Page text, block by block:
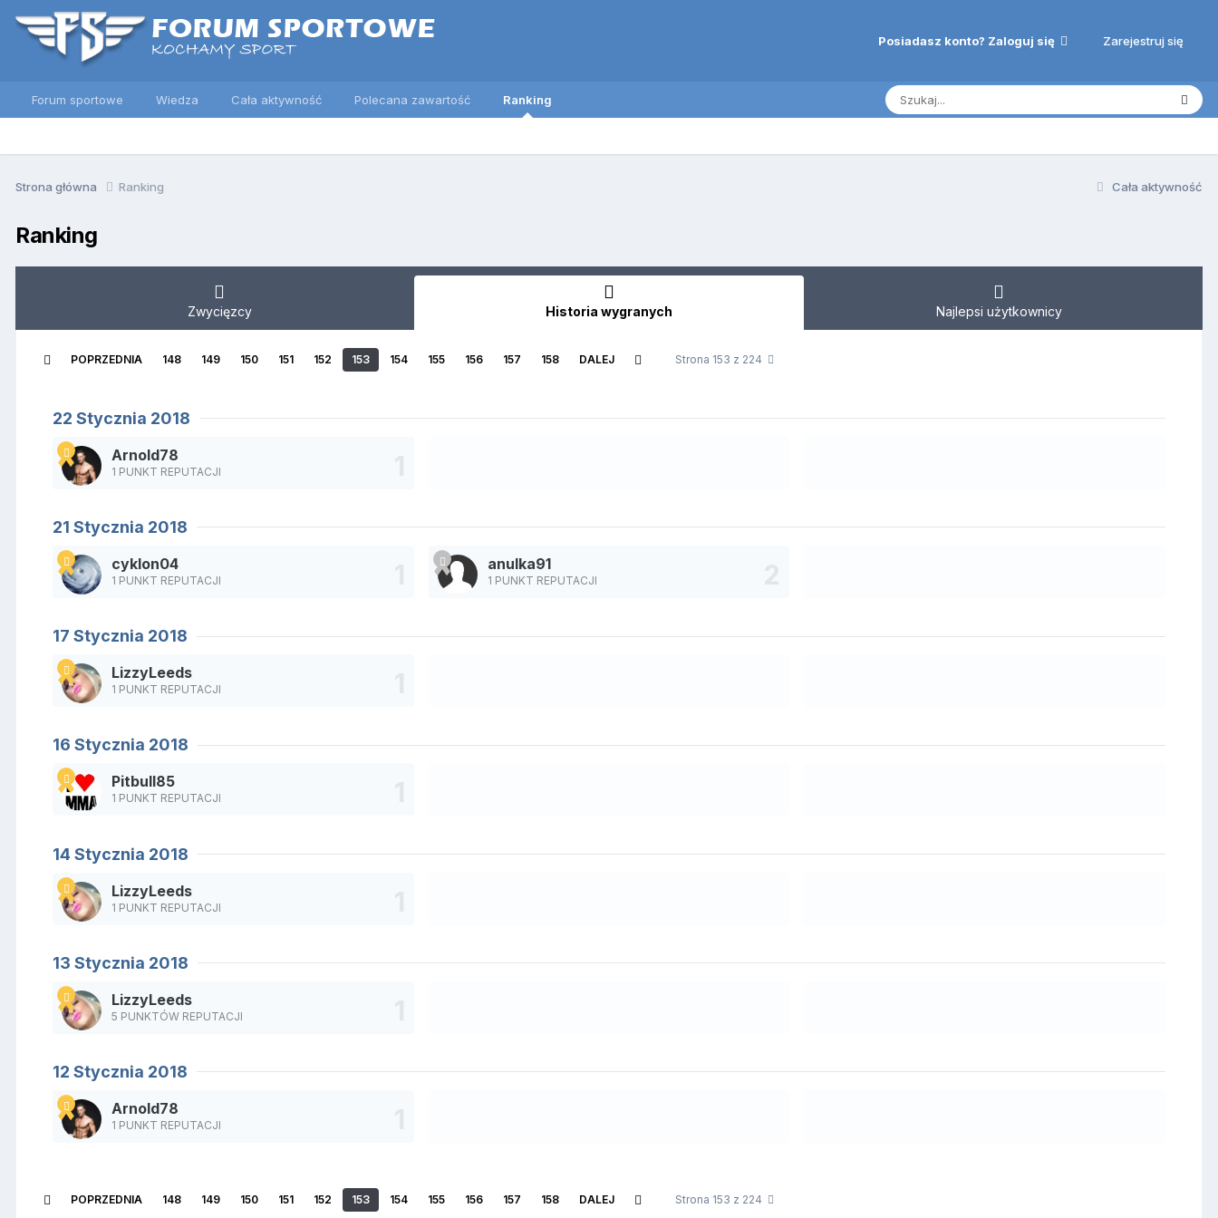
Posiadasz konto? Zaloguj się Zarejestruj się
Forum sportowe Wiedza Cała aktywność Polecana zawartość Ranking
Cała aktywność
Strona główna Ranking
Ranking
Zwycięzcy Historia wygranych Najlepsi użytkownicy
POPRZEDNIA 148 149 150 151 152 153 154 155 156 157 158 DALEJ Strona 153 z 224
22 Stycznia 2018
Arnold78
1 PUNKT REPUTACJI
21 Stycznia 2018
cyklon04
1 PUNKT REPUTACJI
anulka91
1 PUNKT REPUTACJI
17 Stycznia 2018
LizzyLeeds
1 PUNKT REPUTACJI
16 Stycznia 2018
Pitbull85
1 PUNKT REPUTACJI
14 Stycznia 2018
LizzyLeeds
1 PUNKT REPUTACJI
13 Stycznia 2018
LizzyLeeds
5 PUNKTÓW REPUTACJI
12 Stycznia 2018
Arnold78
1 PUNKT REPUTACJI
POPRZEDNIA 148 149 150 151 152 153 154 155 156 157 158 DALEJ Strona 153 z 224